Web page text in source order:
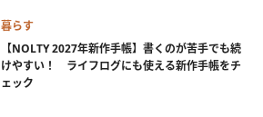
暮らす
【NOLTY 2027年新作手帳】書くのが苦手でも続
けやすい！ ライフログにも使える新作手帳をチ
ェック